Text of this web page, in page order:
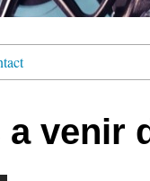
venir